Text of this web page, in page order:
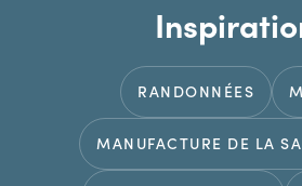
RANDONNÉES
MANUFACTURE DE LA